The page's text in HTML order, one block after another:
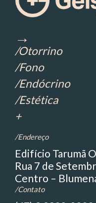
→
/Otorrino
/Fono
/Endócrino
/Estética
+
/Endereço
Edifício Tarumã
Rua 7 de
Centro –
/Contato